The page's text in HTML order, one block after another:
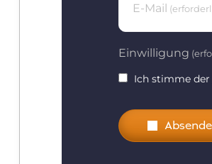
E-Mail
Einwilligung
Ich stimme der